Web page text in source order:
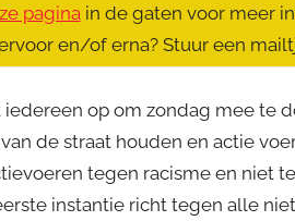
pagina in de gaten voor meer
en/of erna? Stuur een
iedereen op om zondag mee te
de straat houden en actie
tegen racisme en niet
instantie richt tegen alle